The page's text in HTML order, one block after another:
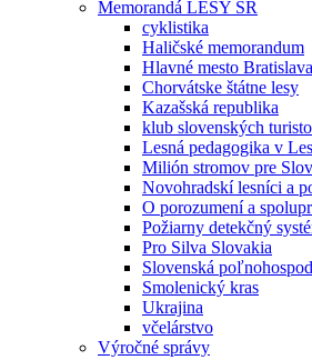
Memorandá LESY SR
cyklistika
Haličské memorandum
Hlavné mesto Bratislava
Chorvátske štátne lesy
Kazašská republika
klub slovenských
Lesná pedagogika v
Milión stromov pre
Novohradskí lesníci a
O porozumení a
Požiarny detekčný
Pro Silva Slovakia
Slovenská
Smolenický kras
Ukrajina
včelárstvo
Výročné správy